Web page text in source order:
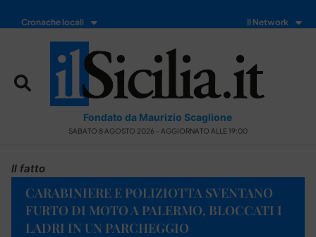
Cronache locali Il Network
Fondato da Maurizio Scaglione
SABATO 8 AGOSTO 2026 - AGGIORNATO ALLE 19:00
Il fatto
CARABINIERE E POLIZIOTTA SVENTANO
FURTO DI MOTO A PALERMO, BLOCCATI I
LADRI IN UN PARCHEGGIO